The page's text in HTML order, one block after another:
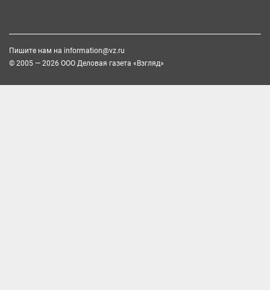
Пишите нам на information@vz.ru
© 2005 — 2026 ООО Деловая газета «Взгляд»